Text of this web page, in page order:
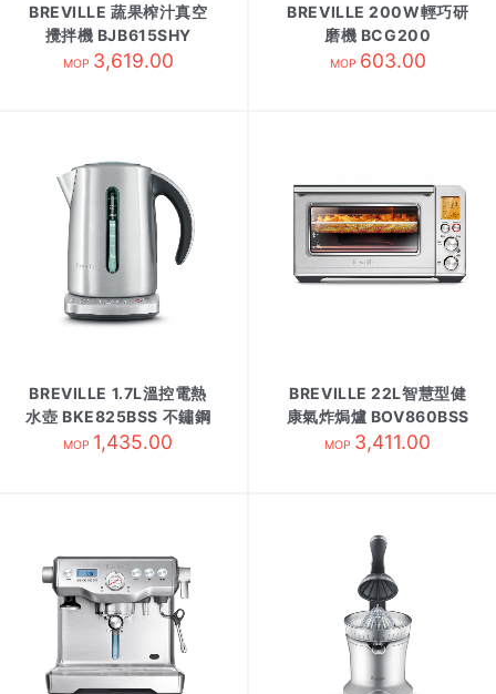
BREVILLE 蔬果榨汁真空
攪拌機 BJB615SHY
MOP 3,619.00
BREVILLE 200W輕巧研
磨機 BCG200
MOP 603.00
BREVILLE 1.7L溫控電熱
水壺 BKE825BSS 不鏽鋼
MOP 1,435.00
BREVILLE 22L智慧型健
康氣炸焗爐 BOV860BSS
MOP 3,411.00